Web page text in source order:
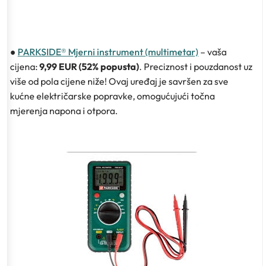
● PARKSIDE® Mjerni instrument (multimetar) – vaša
cijena: 9,99 EUR (52% popusta). Preciznost i pouzdanost uz
više od pola cijene niže! Ovaj uređaj je savršen za sve
kućne električarske popravke, omogućujući točna
mjerenja napona i otpora.